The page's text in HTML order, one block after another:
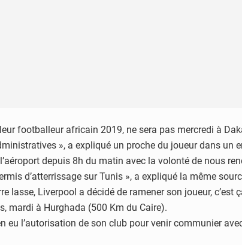
footballeur africain 2019, ne sera pas mercredi à
», a expliqué un proche du joueur dans un
depuis 8h du matin avec la volonté de nous
d’atterrissage sur Tunis », a expliqué la même
lasse, Liverpool a décidé de ramener son joueur,
mardi à Hurghada (500 Km du Caire).
eu l’autorisation de son club pour venir communier